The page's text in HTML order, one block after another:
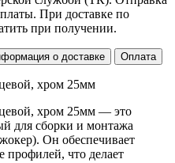
При доставке по
при получении.
о доставке Оплата
хром 25мм
хром 25мм — это
для сборки и монтажа
Он обеспечивает
профилей, что делает